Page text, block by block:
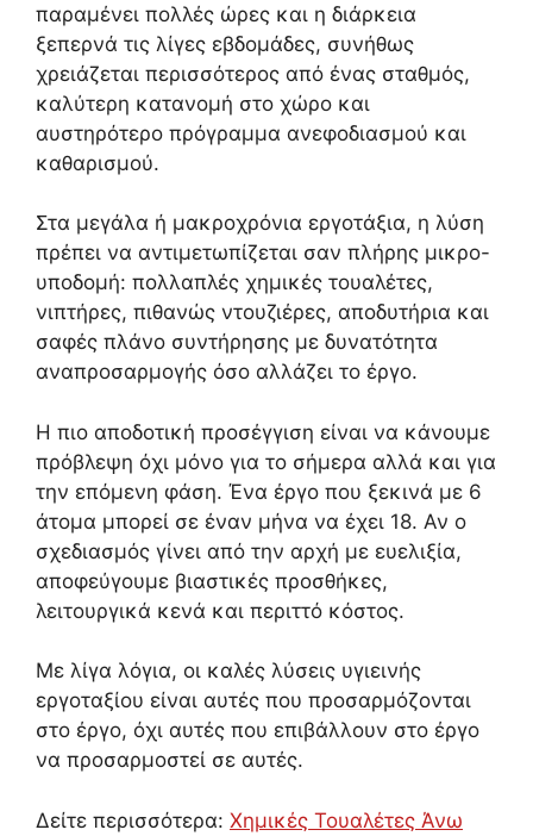
παραμένει πολλές ώρες και η διάρκεια
ξεπερνά τις λίγες εβδομάδες, συνήθως
χρειάζεται περισσότερος από ένας σταθμός,
καλύτερη κατανομή στο χώρο και
αυστηρότερο πρόγραμμα ανεφοδιασμού και
καθαρισμού.
Στα μεγάλα ή μακροχρόνια εργοτάξια, η λύση
πρέπει να αντιμετωπίζεται σαν πλήρης μικρο-
υποδομή: πολλαπλές χημικές τουαλέτες,
νιπτήρες, πιθανώς ντουζιέρες, αποδυτήρια και
σαφές πλάνο συντήρησης με δυνατότητα
αναπροσαρμογής όσο αλλάζει το έργο.
Η πιο αποδοτική προσέγγιση είναι να κάνουμε
πρόβλεψη όχι μόνο για το σήμερα αλλά και για
την επόμενη φάση. Ένα έργο που ξεκινά με 6
άτομα μπορεί σε έναν μήνα να έχει 18. Αν ο
σχεδιασμός γίνει από την αρχή με ευελιξία,
αποφεύγουμε βιαστικές προσθήκες,
λειτουργικά κενά και περιττό κόστος.
Με λίγα λόγια, οι καλές λύσεις υγιεινής
εργοταξίου είναι αυτές που προσαρμόζονται
στο έργο, όχι αυτές που επιβάλλουν στο έργο
να προσαρμοστεί σε αυτές.
Δείτε περισσότερα: Χημικές Τουαλέτες Άνω